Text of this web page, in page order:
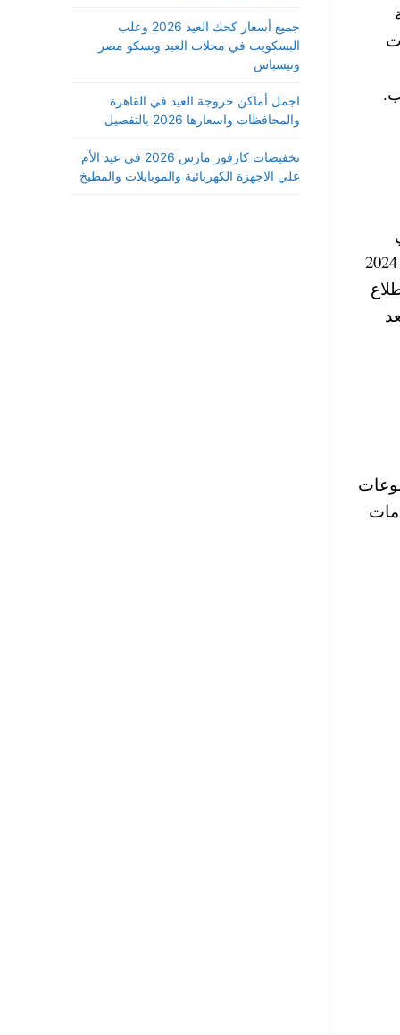
الأقصر واسوان في معبد فيلة والكرنك وادفو وابو سمبل وغيرها من الأماكن وطوال شهر اغسطس – سبتمبر 2024
جميع أسعار كحك العيد 2026 وعلب
البسكويت في محلات العبد وبسكو مصر
وتيسباس
اجمل أماكن خروجة العيد في القاهرة
والمحافظات واسعارها 2026 بالتفصيل
تخفيضات كارفور مارس 2026 في عيد الأم
علي الاجهزة الكهربائية والموبايلات والمطبخ